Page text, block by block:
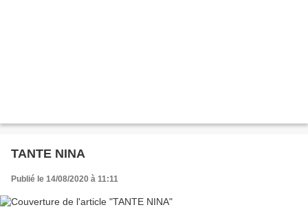
TANTE NINA
Publié le 14/08/2020 à 11:11